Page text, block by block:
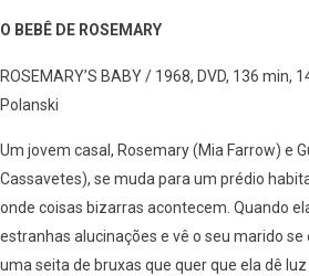
O BEBÊ DE ROSEMARY
ROSEMARY’S BABY / 1968, DVD, 136 min,
Polanski
Um jovem casal, Rosemary (Mia Farrow) e
Cassavetes), se muda para um prédio
onde coisas bizarras acontecem. Quando
estranhas alucinações e vê o seu marido
uma seita de bruxas que quer que ela dê luz